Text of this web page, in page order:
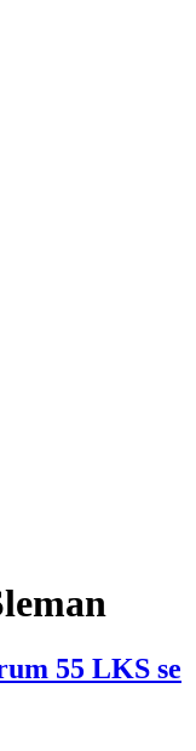
55 LKS se